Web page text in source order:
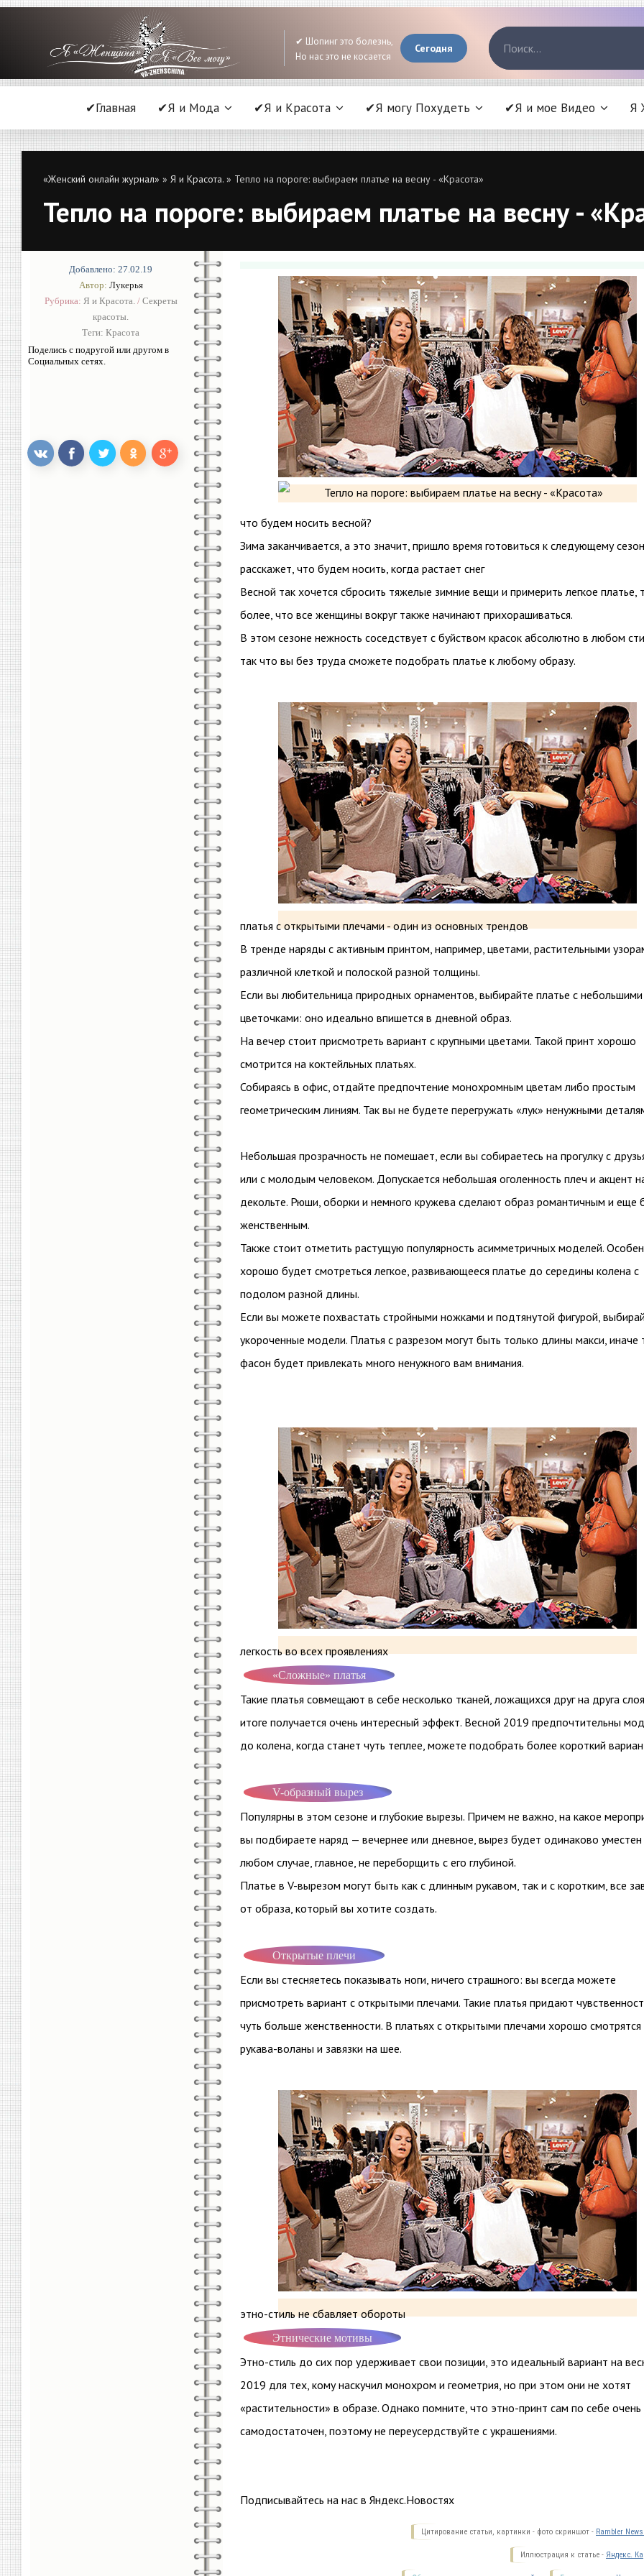
✔ Шопинг это болезнь,
Но нас это не косается
Сегодня
✔Главная ✔Я и Мода ✔Я и Красота ✔Я могу Похудеть ✔Я и мое Видео Я
«Женский онлайн журнал» » Я и Красота. » Тепло на пороге: выбираем платье на весну - «Красота»
Тепло на пороге: выбираем платье на весну -
Добавлено: 27.02.19
Автор: Лукерья
Рубрика: Я и Красота./ Секреты
красоты.
Теги: Красота
Поделись с подругой или другом в
Социальных сетях.
что будем носить весной?
Зима заканчивается, а это значит, пришло время готовиться к следующему
расскажет, что будем носить, когда растает снег
Весной так хочется сбросить тяжелые зимние вещи и примерить легкое платье,
более, что все женщины вокруг также начинают прихорашиваться.
В этом сезоне нежность соседствует с буйством красок абсолютно в любом
так что вы без труда сможете подобрать платье к любому образу.
платья с открытыми плечами - один из основных трендов
В тренде наряды с активным принтом, например, цветами, растительными
различной клеткой и полоской разной толщины.
Если вы любительница природных орнаментов, выбирайте платье с небольшими
цветочками: оно идеально впишется в дневной образ.
На вечер стоит присмотреть вариант с крупными цветами. Такой принт хорошо
смотрится на коктейльных платьях.
Собираясь в офис, отдайте предпочтение монохромным цветам либо простым
геометрическим линиям. Так вы не будете перегружать «лук» ненужными
Небольшая прозрачность не помешает, если вы собираетесь на прогулку с
или с молодым человеком. Допускается небольшая оголенность плеч и акцент
декольте. Рюши, оборки и немного кружева сделают образ романтичным и еще
женственным.
Также стоит отметить растущую популярность асимметричных моделей.
хорошо будет смотреться легкое, развивающееся платье до середины колена с
подолом разной длины.
Если вы можете похвастать стройными ножками и подтянутой фигурой,
укороченные модели. Платья с разрезом могут быть только длины макси, иначе
фасон будет привлекать много ненужного вам внимания.
легкость во всех проявлениях
«Сложные» платья
Такие платья совмещают в себе несколько тканей, ложащихся друг на друга
итоге получается очень интересный эффект. Весной 2019 предпочтительны
до колена, когда станет чуть теплее, можете подобрать более короткий
V-образный вырез
Популярны в этом сезоне и глубокие вырезы. Причем не важно, на какое
вы подбираете наряд — вечернее или дневное, вырез будет одинаково уместен
любом случае, главное, не переборщить с его глубиной.
Платье в V-вырезом могут быть как с длинным рукавом, так и с коротким, все
от образа, который вы хотите создать.
Открытые плечи
Если вы стесняетесь показывать ноги, ничего страшного: вы всегда можете
присмотреть вариант с открытыми плечами. Такие платья придают
чуть больше женственности. В платьях с открытыми плечами хорошо смотрятся
рукава-воланы и завязки на шее.
этно-стиль не сбавляет обороты
Этнические мотивы
Этно-стиль до сих пор удерживает свои позиции, это идеальный вариант на
2019 для тех, кому наскучил монохром и геометрия, но при этом они не хотят
«растительности» в образе. Однако помните, что этно-принт сам по себе очень
самодостаточен, поэтому не переусердствуйте с украшениями.
Подписывайтесь на нас в Яндекс.Новостях
Цитирование статьи, картинки - фото скриншот - Rambler
Иллюстрация к статье - Яндекс.